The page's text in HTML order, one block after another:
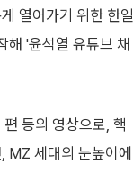
열어가기 위한 한일
해 '윤석열 유튜브 채
등의 영상으로, 핵
MZ 세대의 눈높이에